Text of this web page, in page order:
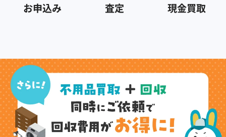
お申込み 査定 現金買取